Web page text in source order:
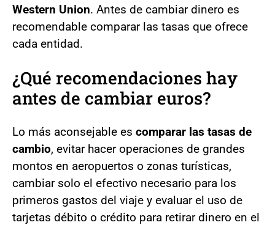
Western Union. Antes de cambiar dinero es
recomendable comparar las tasas que ofrece
cada entidad.
¿Qué recomendaciones hay
antes de cambiar euros?
Lo más aconsejable es comparar las tasas de
cambio, evitar hacer operaciones de grandes
montos en aeropuertos o zonas turísticas,
cambiar solo el efectivo necesario para los
primeros gastos del viaje y evaluar el uso de
tarjetas débito o crédito para retirar dinero en el